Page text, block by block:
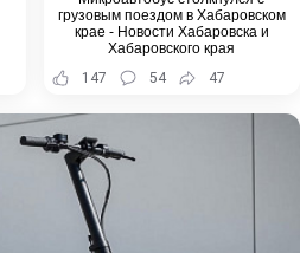
грузовым поездом в Хабаровском
крае - Новости Хабаровска и
Хабаровского края
147
54 47